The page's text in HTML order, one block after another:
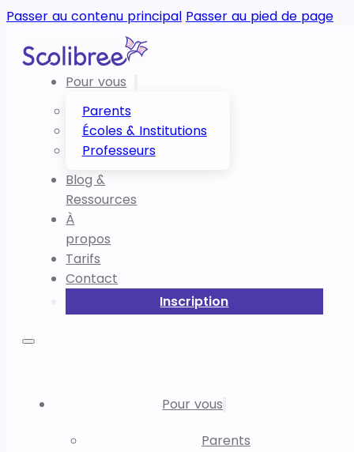
Passer au contenu principal Passer au pied de page
Pour vous
Parents
Écoles & Institutions
Professeurs
Blog &
Ressources
À
propos
Tarifs
Contact
Inscription
Pour vous
Parents